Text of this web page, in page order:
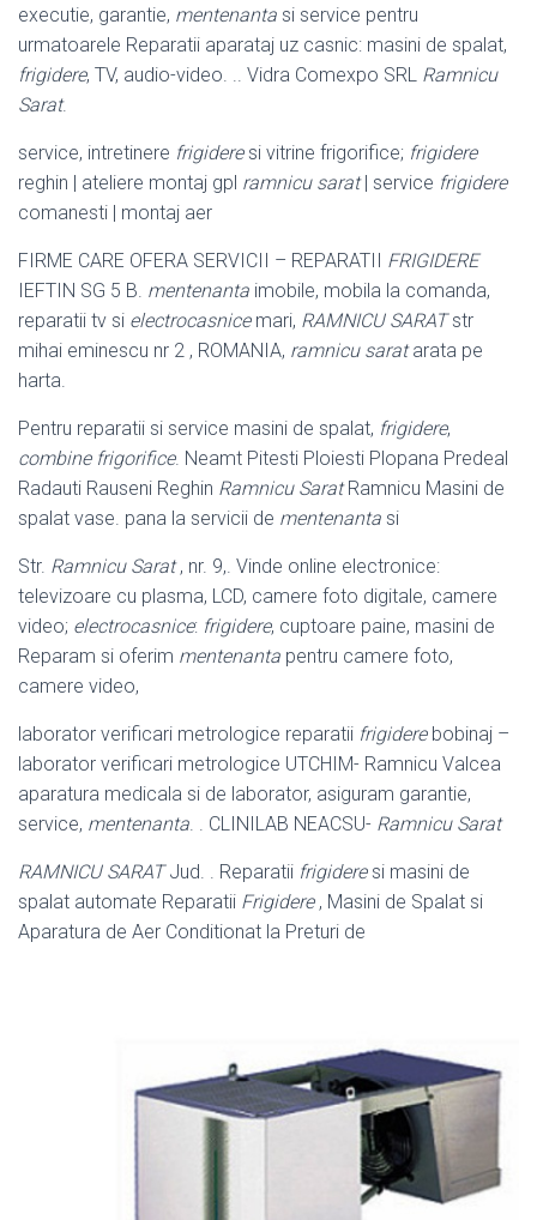
executie, garantie, mentenanta si service pentru
urmatoarele Reparatii aparataj uz casnic: masini de spalat,
frigidere, TV, audio-video. .. Vidra Comexpo SRL Ramnicu
Sarat.
service, intretinere frigideresi vitrine frigorifice; frigidere
reghin | ateliere montaj gpl ramnicu sarat| service frigidere
comanesti | montaj aer
FIRME CARE OFERA SERVICII – REPARATII FRIGIDERE
IEFTIN SG 5 B. mentenanta imobile, mobila la comanda,
reparatii tv si electrocasnicemari, RAMNICU SARATstr
mihai eminescu nr 2 , ROMANIA, ramnicu saratarata pe
harta.
Pentru reparatii si service masini de spalat, frigidere,
combine frigorifice. Neamt Pitesti Ploiesti Plopana Predeal
Radauti Rauseni Reghin Ramnicu SaratRamnicu Masini de
spalat vase. pana la servicii de mentenanta si
Str. Ramnicu Sarat, nr. 9,. Vinde online electronice:
televizoare cu plasma, LCD, camere foto digitale, camere
video; electrocasnice: frigidere, cuptoare paine, masini de
Reparam si oferim mentenanta pentru camere foto,
camere video,
laborator verificari metrologice reparatii frigiderebobinaj –
laborator verificari metrologice UTCHIM- Ramnicu Valcea
aparatura medicala si de laborator, asiguram garantie,
service, mentenanta. . CLINILAB NEACSU- Ramnicu Sarat
RAMNICU SARATJud. . Reparatii frigideresi masini de
spalat automate Reparatii Frigidere, Masini de Spalat si
Aparatura de Aer Conditionat la Preturi de